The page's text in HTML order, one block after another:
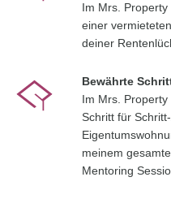
Im Mrs.
einer
deiner
Bewährte
Im Mrs.
Schritt für
meinem
Mentoring